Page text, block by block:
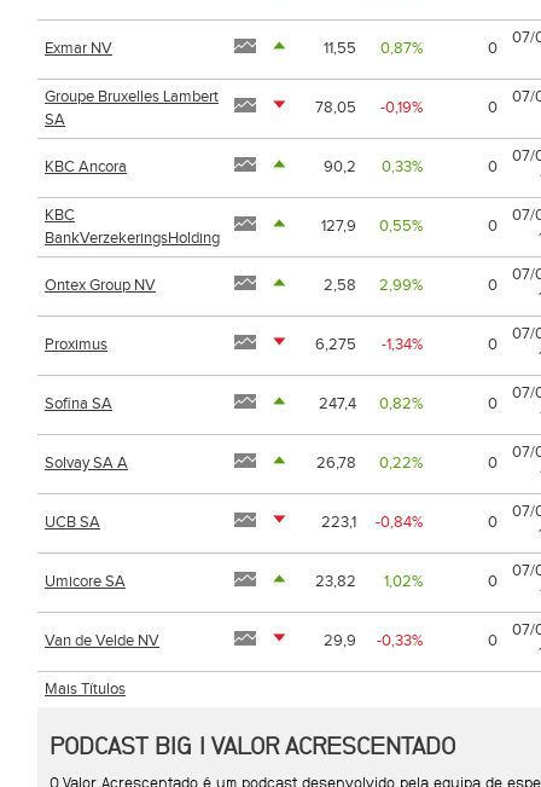
Exmar NV 11,55 0,87% 0
07/
Groupe Bruxelles Lambert
SA
78,05 -0,19% 0
07/
KBC Ancora 90,2 0,33% 0
07/
KBC
BankVerzekeringsHolding
127,9 0,55% 0
07/
Ontex Group NV 2,58 2,99% 0
07/
Proximus 6,275 -1,34% 0
07/
Sofina SA 247,4 0,82% 0
07/
Solvay SA A 26,78 0,22% 0
07/
UCB SA 223,1 -0,84% 0
07/
Umicore SA 23,82 1,02% 0
07/
Van de Velde NV 29,9 -0,33% 0
07/
Mais Títulos
PODCAST BIG | VALOR ACRESCENTADO
O Valor Acrescentado é um podcast desenvolvido pela equipa de